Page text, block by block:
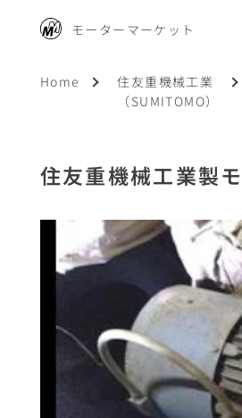
モーターマーケット
Home
住友重機械工業
（SUMITOMO）
住友重機械工業製